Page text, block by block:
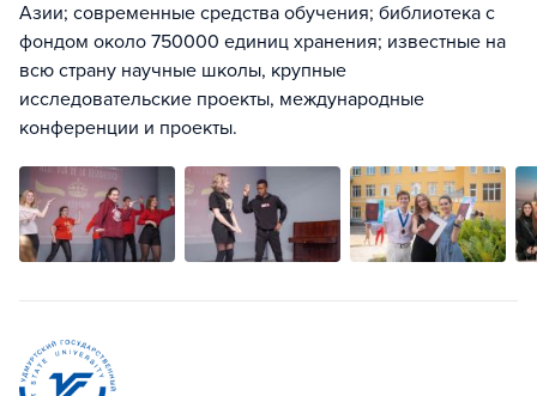
Азии; современные средства обучения; библиотека с
фондом около 750000 единиц хранения; известные на
всю страну научные школы, крупные
исследовательские проекты, международные
конференции и проекты.